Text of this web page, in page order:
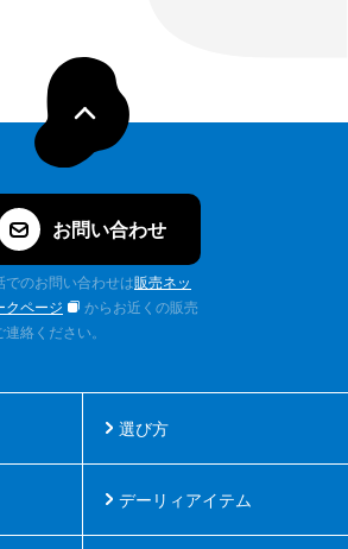
お問い合わせ
でのお問い合わせは販売ネッ
クページ
からお近くの販売
連絡ください。
選び方
デーリィアイテム